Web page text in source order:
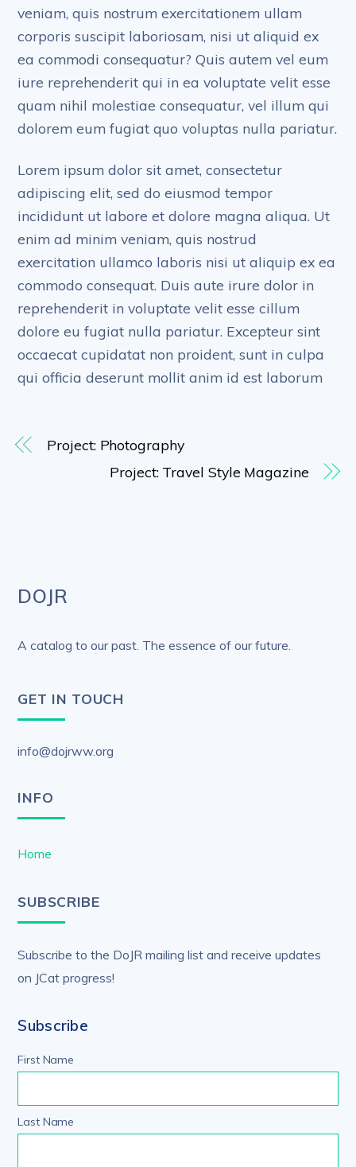
veniam, quis nostrum exercitationem ullam
corporis suscipit laboriosam, nisi ut aliquid ex
ea commodi consequatur? Quis autem vel eum
iure reprehenderit qui in ea voluptate velit esse
quam nihil molestiae consequatur, vel illum qui
dolorem eum fugiat quo voluptas nulla pariatur.
Lorem ipsum dolor sit amet, consectetur
adipiscing elit, sed do eiusmod tempor
incididunt ut labore et dolore magna aliqua. Ut
enim ad minim veniam, quis nostrud
exercitation ullamco laboris nisi ut aliquip ex ea
commodo consequat. Duis aute irure dolor in
reprehenderit in voluptate velit esse cillum
dolore eu fugiat nulla pariatur. Excepteur sint
occaecat cupidatat non proident, sunt in culpa
qui officia deserunt mollit anim id est laborum
Project: Photography
Project: Travel Style Magazine
DOJR
A catalog to our past. The essence of our future.
GET IN TOUCH
info@dojrww.org
INFO
Home
SUBSCRIBE
Subscribe to the DoJR mailing list and receive updates
on JCat progress!
Subscribe
First Name
Last Name